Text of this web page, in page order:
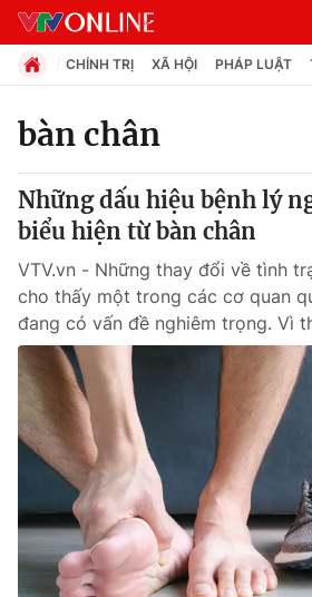
Chuyên mục
Chính trị
Xã hội
Pháp luật
Y tế
Thế giới
Tin tức
Thế giới đó đây
Kinh tế
Tài chính
CHÍNH TRỊ XÃ HỘI PHÁP LUẬT
bàn chân
Những dấu hiệu bệnh lý
biểu hiện từ bàn chân
VTV.vn - Những thay đổi về tình
cho thấy một trong các cơ quan
đang có vấn đề nghiêm trọng. Vì